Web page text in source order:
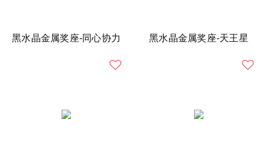
黑水晶金属奖座-同心协力 黑水晶金属奖座-天王星